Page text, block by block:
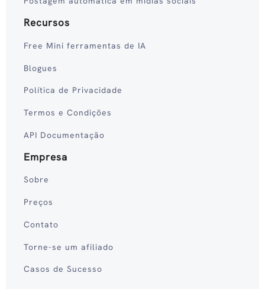
Recursos
Free Mini ferramentas de IA
Blogues
Política de Privacidade
Termos e Condições
API Documentação
Empresa
Sobre
Preços
Contato
Torne-se um afiliado
Casos de Sucesso